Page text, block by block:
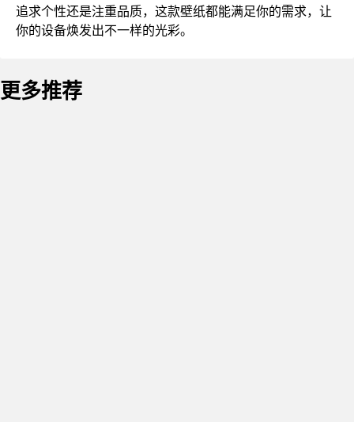
追求个性还是注重品质，这款壁纸都能满足你的需求，让
你的设备焕发出不一样的光彩。
更多推荐